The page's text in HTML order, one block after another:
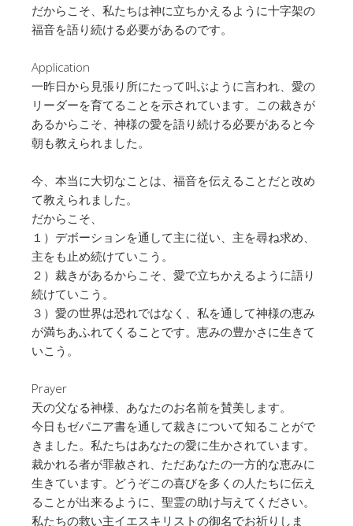
だからこそ、私たちは神に立ちかえるように十字架の
福音を語り続ける必要があるのです。
Application
一昨日から見張り所にたって叫ぶように言われ、愛の
リーダーを育てることを示されています。この裁きが
あるからこそ、神様の愛を語り続ける必要があると今
朝も教えられました。
今、本当に大切なことは、福音を伝えることだと改め
て教えられました。
だからこそ、
１）デボーションを通して主に従い、主を尋ね求め、
主をも止め続けていこう。
２）裁きがあるからこそ、愛で立ちかえるように語り
続けていこう。
３）愛の世界は恐れではなく、私を通して神様の恵み
が満ちあふれてくることです。恵みの豊かさに生きて
いこう。
Prayer
天の父なる神様、あなたのお名前を賛美します。
今日もゼパニア書を通して裁きについて知ることがで
きました。私たちはあなたの愛に生かされています。
裁かれる者が罪赦され、ただあなたの一方的な恵みに
生きています。どうぞこの喜びを多くの人たちに伝え
ることが出来るように、聖霊の助け与えてください。
私たちの救い主イエスキリストの御名でお祈りしま